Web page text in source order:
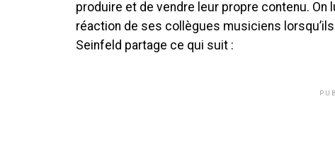
produire et de vendre leur propre contenu. On
réaction de ses collègues musiciens
Seinfeld partage ce qui suit :